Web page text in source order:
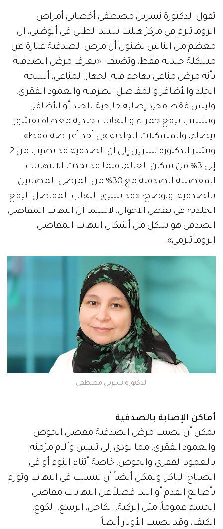
تقول الدكتورة نسرين مصطفى أخصائي أمراض
الروماتيزم في مركز هيلث شيلد الطبي في أبوظبي، إن
معظم من الناس يظنون أن مرض الصدفية عبارة عن
مشكلة جلدية فقط، وتضيف: «يعرف مرض الصدفية
بأنه مرض مناعي يهاجم فيه الجهاز المناعي، أنسجة
الجلد والأظافر والمفاصل الطرفية والعمود الفقري،
وليس فقط مجرد إصابة خارجية للجلد أو الأظافر،
ويتسبب ببقع حمراء والتهابات جلدية مغطاة بقشور
بيضاء، والمشكلات الجلدية هي أحد أعراضه فقط».
وتشير الدكتورة نسرين إلى أن الصدفية قد تصيب من 2
إلى 3% من سكان العالم، فيما قد تحدث الالتهابات
المفصلية الصدفية مع 30% من المرضى المصابين
بالصدفية، وتوضح: «قد يسبق التهاب المفاصل البقع
الجلدية في بعض الأحوال، لاسيما أن التهاب المفاصل
الصدفي هو شكل من أشكال التهاب المفاصل
الروماتيزمي».
الدكتورة نسرين مصطفى
أماكن الإصابة بالصدفية
يمكن أن يصيب مرض الصدفية مفصل الحوض
والعمود الفقري، مما يؤدي إلى تيبس وآلام مزمنة
بالعمود الفقري والحوض، خاصة أثناء النوم أو في
الصباح الباكر، ويمكن أيضاً أن يتسبب في التهاب وتورم
بأصابع القدم أو اليد، فضلاً عن التهابات مفاصل
الجسم عموماً، مثل الركبة، الكاحل، الرسغ، الكوع،
الكتف، وقد يصيب الأوتار أيضاً.